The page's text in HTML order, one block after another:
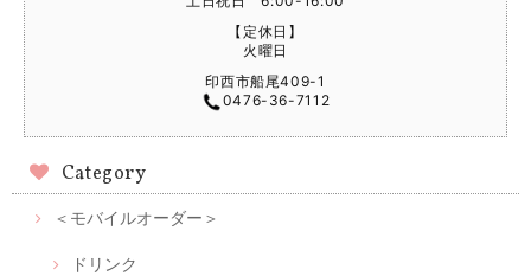
【定休日】
火曜日
印西市船尾409-1
0476-36-7112
Category
＜モバイルオーダー＞
ドリンク